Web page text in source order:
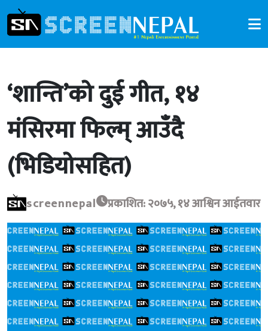
‘शान्ति’को दुई गीत, १४
मंसिरमा फिल्म् आउँदै
(भिडियोसहित)
screennepal प्रकाशित: २०७५, १४ आश्विन आईतवार